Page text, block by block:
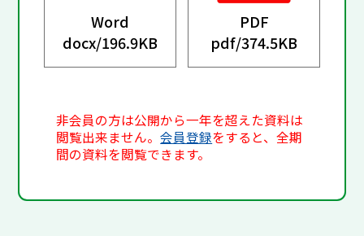
Word
docx/196.9KB
PDF
pdf/374.5KB
非会員の方は公開から一年を超えた資料は
閲覧出来ません。会員登録をすると、全期
間の資料を閲覧できます。